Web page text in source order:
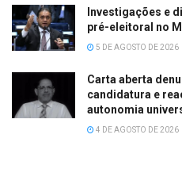
Investigações e
pré-eleitoral no
5 DE AGOSTO DE 2026
Carta aberta
candidatura e
autonomia
4 DE AGOSTO DE 2026